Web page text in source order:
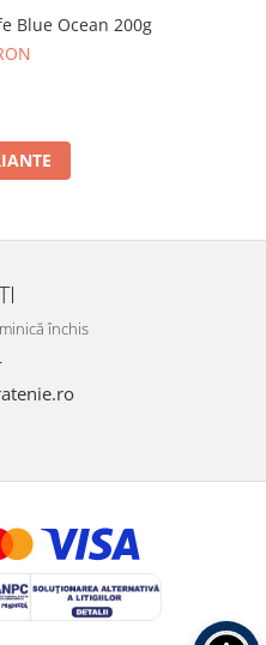
Blue Ocean 200g
închis